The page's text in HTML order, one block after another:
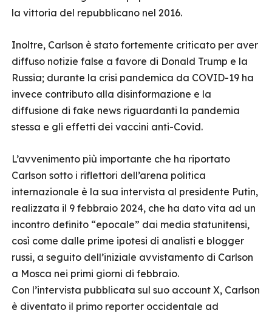
la vittoria del repubblicano nel 2016.
Inoltre, Carlson è stato fortemente criticato per aver
diffuso notizie false a favore di Donald Trump e la
Russia; durante la crisi pandemica da COVID-19 ha
invece contributo alla disinformazione e la
diffusione di fake news riguardanti la pandemia
stessa e gli effetti dei vaccini anti-Covid.
L’avvenimento più importante che ha riportato
Carlson sotto i riflettori dell’arena politica
internazionale è la sua intervista al presidente Putin,
realizzata il 9 febbraio 2024, che ha dato vita ad un
incontro definito “epocale” dai media statunitensi,
così come dalle prime ipotesi di analisti e blogger
russi, a seguito dell’iniziale avvistamento di Carlson
a Mosca nei primi giorni di febbraio.
Con l’intervista pubblicata sul suo account X, Carlson
è diventato il primo reporter occidentale ad